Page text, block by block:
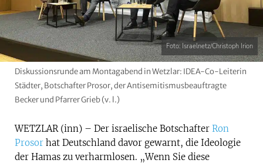
Foto: Israelnetz/Christoph Irion
Diskussionsrunde am Montagabend in Wetzlar: IDEA-Co-Leiterin
Städter, Botschafter Prosor, der Antisemitismusbeauftragte
Becker und Pfarrer Grieb (v. l.)
WETZLAR (inn) – Der israelische Botschafter Ron
Prosor hat Deutschland davor gewarnt, die Ideologie
der Hamas zu verharmlosen. „Wenn Sie diese